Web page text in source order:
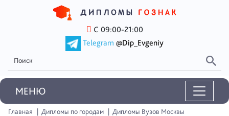
С 09:00-21:00
Telegram @Dip_Evgeniy
MEНЮ
Главная Дипломы по городам
Дипломы Вузов Москвы